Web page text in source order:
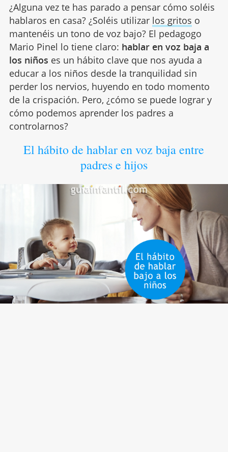
¿Alguna vez te has parado a pensar cómo soléis
hablaros en casa? ¿Soléis utilizar los gritos o
mantenéis un tono de voz bajo? El pedagogo
Mario Pinel lo tiene claro: hablar en voz baja a
los niños es un hábito clave que nos ayuda a
educar a los niños desde la tranquilidad sin
perder los nervios, huyendo en todo momento
de la crispación. Pero, ¿cómo se puede lograr y
cómo podemos aprender los padres a
controlarnos?
El hábito de hablar en voz baja entre
padres e hijos